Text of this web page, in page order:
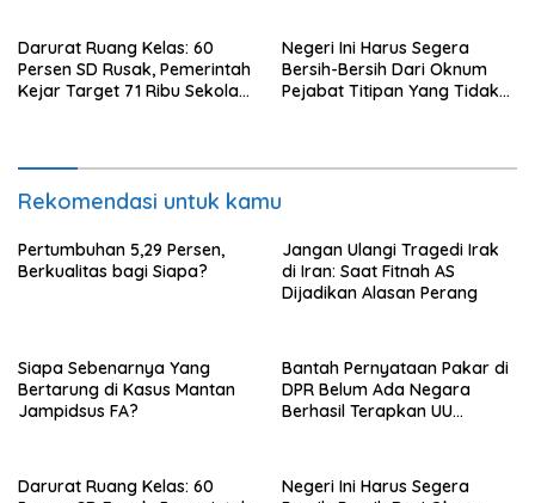
Baca
Darurat Ruang Kelas: 60
Persen SD Rusak, Pemerintah
Kejar Target 71 Ribu Sekolah
Negeri Ini Harus Segera
Bersih-Bersih Dari Oknum
Pejabat Titipan Yang Tidak
Rekomendasi untuk kamu
Pertumbuhan 5,29 Persen,
Berkualitas bagi Siapa?
Jangan Ulangi Tragedi Irak
di Iran: Saat Fitnah AS
Dijadikan Alasan Perang
Siapa Sebenarnya Yang
Bertarung di Kasus Mantan
Jampidsus FA?
Bantah Pernyataan Pakar di
DPR Belum Ada Negara
Berhasil Terapkan UU
Baca
Darurat Ruang Kelas: 60
Negeri Ini Harus Segera